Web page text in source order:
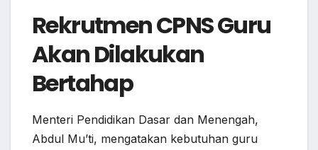
Rekrutmen CPNS Guru
Akan Dilakukan
Bertahap
Menteri Pendidikan Dasar dan Menengah,
Abdul Mu’ti, mengatakan kebutuhan guru